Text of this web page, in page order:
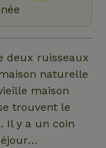
deux ruisseaux
naturelle
maison
trouvent le
Il y a un coin